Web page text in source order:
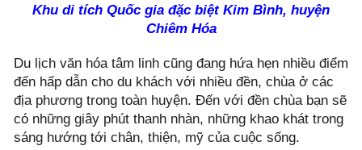
Khu di tích Quốc gia đặc biệt Kim Bình, huyện
Chiêm Hóa
Du lịch văn hóa tâm linh cũng đang hứa hẹn nhiều điểm
đến hấp dẫn cho du khách với nhiều đền, chùa ở các
địa phương trong toàn huyện. Đến với đền chùa bạn sẽ
có những giây phút thanh nhàn, những khao khát trong
sáng hướng tới chân, thiện, mỹ của cuộc sống.